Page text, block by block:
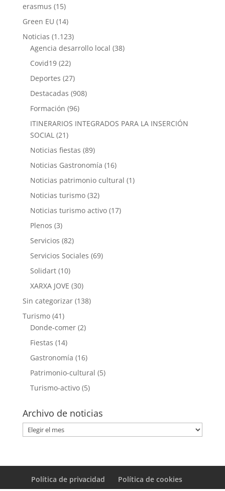
erasmus (15)
Green EU (14)
Noticias (1.123)
Agencia desarrollo local (38)
Covid19(22)
Deportes (27)
Destacadas (908)
Formación (96)
ITINERARIOS INTEGRADOS PARA LA INSERCIÓN
SOCIAL (21)
Noticias fiestas (89)
Noticias Gastronomía (16)
Noticias patrimonio cultural (1)
Noticias turismo(32)
Noticias turismo activo(17)
Plenos (3)
Servicios (82)
Servicios Sociales (69)
Solidart(10)
XARXA JOVE (30)
Sin categorizar(138)
Turismo(41)
Donde-comer(2)
Fiestas (14)
Gastronomía (16)
Patrimonio-cultural (5)
Turismo-activo(5)
Archivo de noticias
Archivo
de
Política de privacidad Política de cookies